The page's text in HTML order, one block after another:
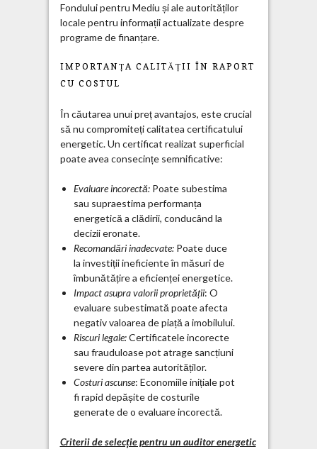
Fondului pentru Mediu și ale autorităților
locale pentru informații actualizate despre
programe de finanțare.
IMPORTANȚA CALITĂȚII ÎN RAPORT
CU COSTUL
În căutarea unui preț avantajos, este crucial
să nu compromiteți calitatea certificatului
energetic. Un certificat realizat superficial
poate avea consecințe semnificative:
Evaluare incorectă: Poate subestima
sau supraestima performanța
energetică a clădirii, conducând la
decizii eronate.
Recomandări inadecvate: Poate duce
la investiții ineficiente în măsuri de
îmbunătățire a eficienței energetice.
Impact asupra valorii proprietății: O
evaluare subestimată poate afecta
negativ valoarea de piață a imobilului.
Riscuri legale:Certificatele incorecte
sau frauduloase pot atrage sancțiuni
severe din partea autorităților.
Costuri ascunse: Economiile inițiale pot
fi rapid depășite de costurile
generate de o evaluare incorectă.
Criterii de selecție pentru un auditor energetic